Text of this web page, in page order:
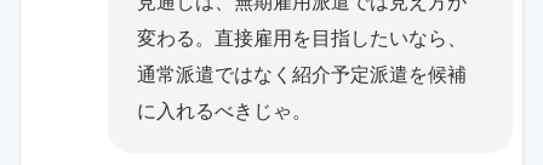
変わる。直接雇用を目指したいなら、
通常派遣ではなく紹介予定派遣を候補
に入れるべきじゃ。